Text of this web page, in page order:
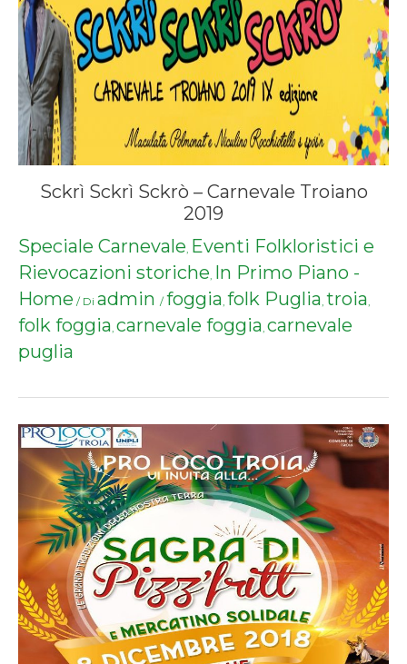
Sckrì Sckrì Sckrò – Carnevale Troiano
2019
Speciale Carnevale, Eventi Folkloristici e
Rievocazioni storiche, In Primo Piano -
Home / Di admin / foggia, folk Puglia, troia,
folk foggia, carnevale foggia, carnevale
puglia